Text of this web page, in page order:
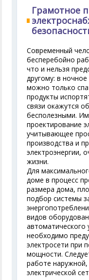
Грамотное
Современный
бесперебойно
что и нельзя
другому: в
можно только
продукты
связи окажутся
бесполезными.
проектирование
учитывающее
производства и
электроэнергии,
жизни.
Для
доме в процесс
размера дома,
подбор системы
видов
автоматического
необходимо
электросети при
мощности.
работе наружной,
электрической